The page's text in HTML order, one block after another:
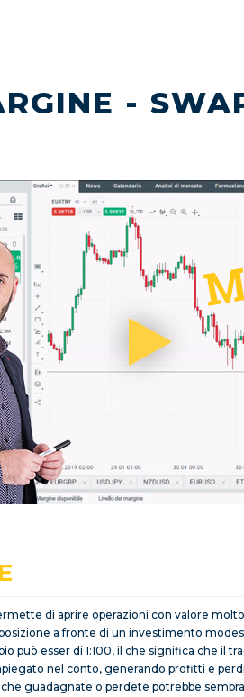
-
di aprire operazioni con valore
a fronte di un investimento
può esser di 1:100, il che significa che il
nel conto, generando profitti e
guadagnate o perdete potrebbe